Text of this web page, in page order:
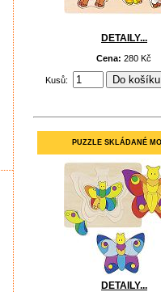
DETAILY...
Cena:280 Kč
Kusů:
PUZZLE SKLÁDANÉ
DETAILY...